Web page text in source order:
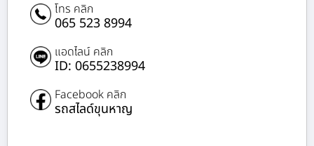
โทร คลิก
065 523 8994
แอดไลน์ คลิก
ID: 0655238994
Facebook คลิก
รถสไลด์ขุนหาญ